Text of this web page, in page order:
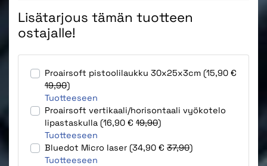
Lisätarjous tämän tuotteen
ostajalle!
Proairsoft pistoolilaukku 30x25x3cm (15,90 €
19,90)
Tuotteeseen
Proairsoft vertikaali/horisontaali vyökotelo
lipastaskulla (16,90 € 19,90)
Tuotteeseen
Bluedot Micro laser (34,90 € 37,90)
Tuotteeseen